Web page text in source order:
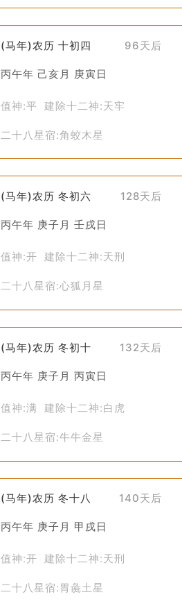
(马年)农历 十初四 96天后
丙午年 己亥月 庚寅日
值神:平 建除十二神:天牢
二十八星宿:角蛟木星
(马年)农历 冬初六 128天后
丙午年 庚子月 壬戌日
值神:开 建除十二神:天刑
二十八星宿:心狐月星
(马年)农历 冬初十 132天后
丙午年 庚子月 丙寅日
值神:满 建除十二神:白虎
二十八星宿:牛牛金星
(马年)农历 冬十八 140天后
丙午年 庚子月 甲戌日
值神:开 建除十二神:天刑
二十八星宿:胃彘土星